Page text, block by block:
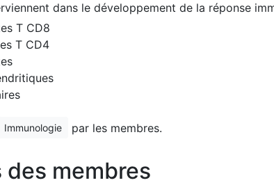
dans le développement de la réponse
T CD8
T CD4
Immunologie par les membres.
des membres